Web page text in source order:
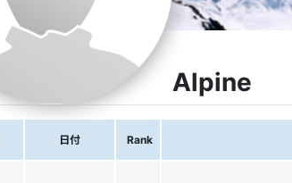
Alpine
日付 Rank